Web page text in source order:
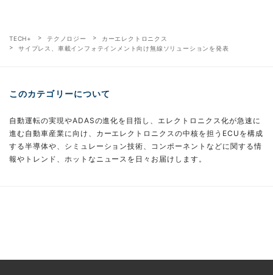
TECH+ テクノロジー
カーエレクトロニクス
サイプレス、車載インフォテインメント向け無線ソリューションを発表
このカテゴリーについて
自動運転の実現やADASの進化を目指し、エレクトロニクス化が急速に
進む自動車産業に向け、カーエレクトロニクスの中核を担うECUを構成
する半導体や、シミュレーション技術、コンポーネントなどに関する情
報やトレンド、ホットなニュースを日々お届けします。